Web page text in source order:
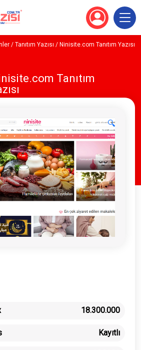
/ Tanıtım Yazısı / Ninisite.com Tanıtım Yazısı
Tanıtım
🔍
18.300.000
Kayıtlı